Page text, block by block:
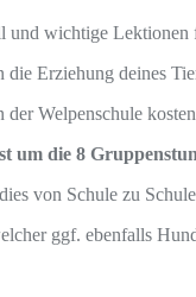
und wichtige Lektionen
Erziehung deines
Welpenschule
um die 8
von Schule zu
ggf. ebenfalls